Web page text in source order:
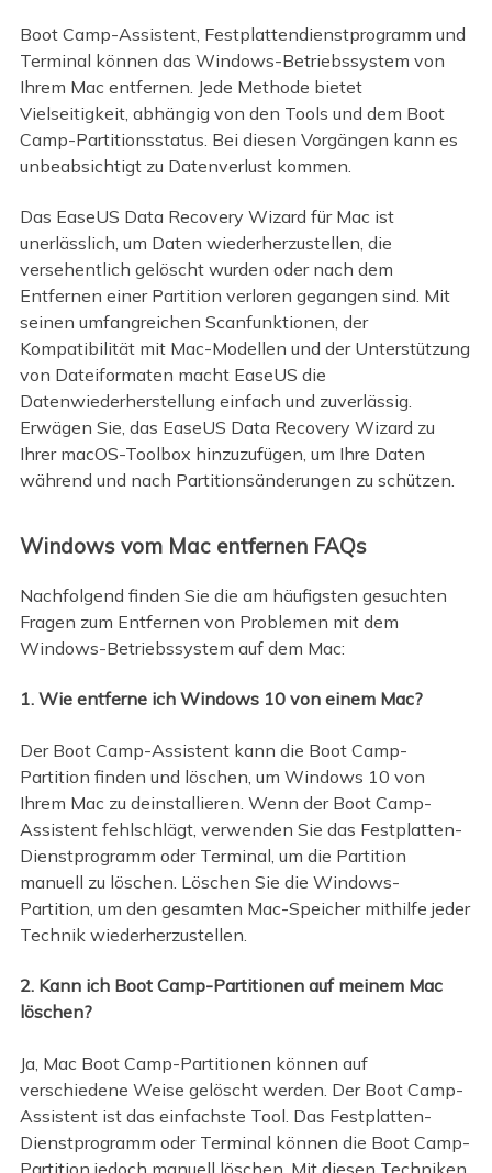
Boot Camp-Assistent, Festplattendienstprogramm und
Terminal können das Windows-Betriebssystem von
Ihrem Mac entfernen. Jede Methode bietet
Vielseitigkeit, abhängig von den Tools und dem Boot
Camp-Partitionsstatus. Bei diesen Vorgängen kann es
unbeabsichtigt zu Datenverlust kommen.
Das EaseUS Data Recovery Wizard für Mac ist
unerlässlich, um Daten wiederherzustellen, die
versehentlich gelöscht wurden oder nach dem
Entfernen einer Partition verloren gegangen sind. Mit
seinen umfangreichen Scanfunktionen, der
Kompatibilität mit Mac-Modellen und der Unterstützung
von Dateiformaten macht EaseUS die
Datenwiederherstellung einfach und zuverlässig.
Erwägen Sie, das EaseUS Data Recovery Wizard zu
Ihrer macOS-Toolbox hinzuzufügen, um Ihre Daten
während und nach Partitionsänderungen zu schützen.
Windows vom Mac entfernen FAQs
Nachfolgend finden Sie die am häufigsten gesuchten
Fragen zum Entfernen von Problemen mit dem
Windows-Betriebssystem auf dem Mac:
1. Wie entferne ich Windows 10 von einem Mac?
Der Boot Camp-Assistent kann die Boot Camp-
Partition finden und löschen, um Windows 10 von
Ihrem Mac zu deinstallieren. Wenn der Boot Camp-
Assistent fehlschlägt, verwenden Sie das Festplatten-
Dienstprogramm oder Terminal, um die Partition
manuell zu löschen. Löschen Sie die Windows-
Partition, um den gesamten Mac-Speicher mithilfe jeder
Technik wiederherzustellen.
2. Kann ich Boot Camp-Partitionen auf meinem Mac
löschen?
Ja, Mac Boot Camp-Partitionen können auf
verschiedene Weise gelöscht werden. Der Boot Camp-
Assistent ist das einfachste Tool. Das Festplatten-
Dienstprogramm oder Terminal können die Boot Camp-
Partition jedoch manuell löschen. Mit diesen Techniken